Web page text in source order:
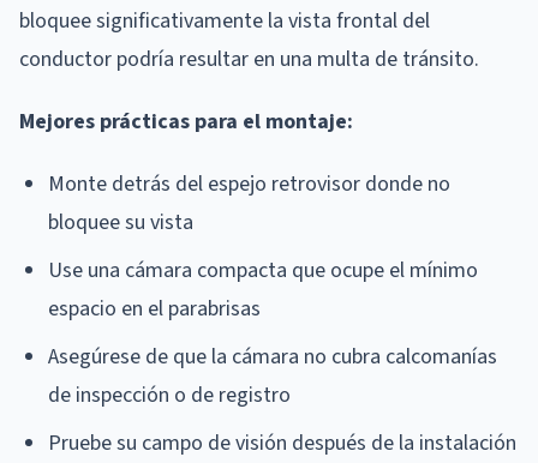
bloquee significativamente la vista frontal del
conductor podría resultar en una multa de tránsito.
Mejores prácticas para el montaje:
Monte detrás del espejo retrovisor donde no
bloquee su vista
Use una cámara compacta que ocupe el mínimo
espacio en el parabrisas
Asegúrese de que la cámara no cubra calcomanías
de inspección o de registro
Pruebe su campo de visión después de la instalación